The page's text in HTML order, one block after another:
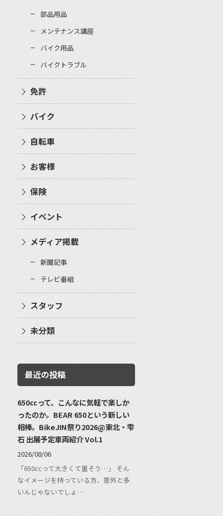
部品用品
メンテナンス講座
バイク用品
バイクトラブル
免許
バイク
自転車
お客様
保険
イベント
メディア掲載
新聞記事
テレビ番組
スタッフ
未分類
最近の投稿
650ccって、こんなに気軽で楽しか
ったのか。BEAR 650という新しい
相棒。BikeJIN祭り2026@東北・雫
石 出展予定車両紹介 Vol.1
2026/08/06
「650ccって大きくて重そう…」 そん
なイメージを持っている方、意外と多
いんじゃないでしょ…